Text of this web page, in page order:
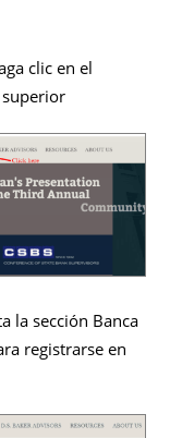
clic en el
la sección Banca
registrarse en